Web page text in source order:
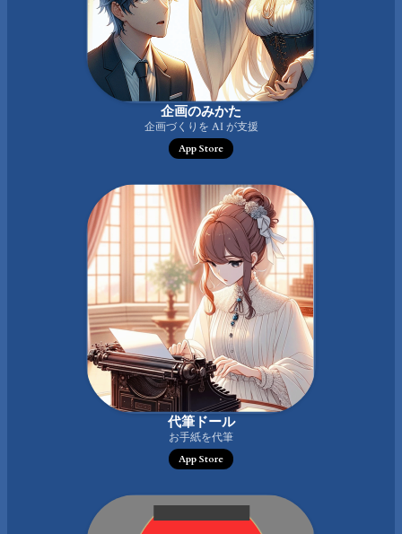
企画のみかた
企画づくりを AI が支援
App Store
代筆ドール
お手紙を代筆
App Store